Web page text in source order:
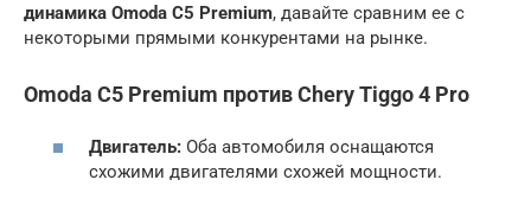
динамика Omoda C5 Premium, давайте сравним ее с
некоторыми прямыми конкурентами на рынке.
Omoda C5 Premium против Chery Tiggo 4 Pro
Двигатель: Оба автомобиля оснащаются
схожими двигателями схожей мощности.